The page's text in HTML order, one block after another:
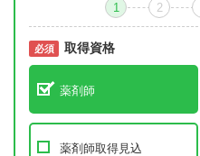
1 2
必須 取得資格
薬剤師
薬剤師取得見込